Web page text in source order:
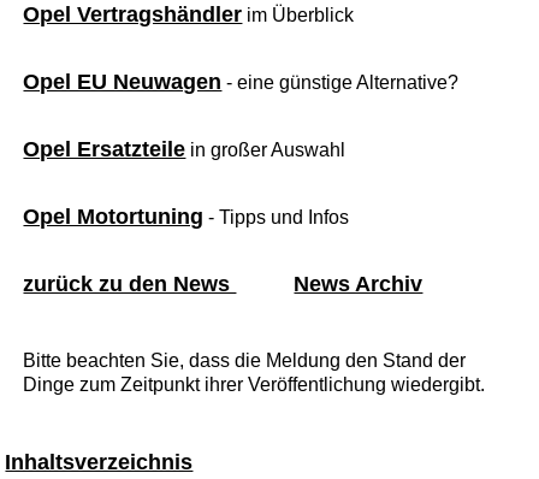
Opel Vertragshändler im Überblick
Opel EU Neuwagen - eine günstige Alternative?
Opel Ersatzteile in großer Auswahl
Opel Motortuning - Tipps und Infos
zurück zu den News News Archiv
Bitte beachten Sie, dass die Meldung den Stand der
Dinge zum Zeitpunkt ihrer Veröffentlichung wiedergibt.
Inhaltsverzeichnis